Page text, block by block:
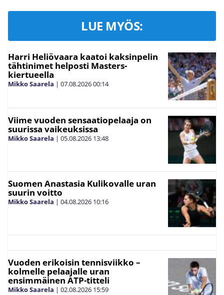
LUE MYÖS:
Harri Heliövaara kaatoi kaksinpelin
tähtinimet helposti Masters-
kiertueella
Mikko Saarela | 07.08.202600:14
Viime vuoden sensaatiopelaaja on
suurissa vaikeuksissa
Mikko Saarela | 05.08.2026 13:48
Suomen Anastasia Kulikovalle uran
suurin voitto
Mikko Saarela | 04.08.2026 10:16
Vuoden erikoisin tennisviikko –
kolmelle pelaajalle uran
ensimmäinen ATP-titteli
Mikko Saarela | 02.08.2026 15:59